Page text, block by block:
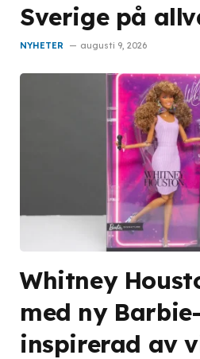
Sverige på
NYHETER augusti 9, 2026
Whitney
med ny
inspirerad av